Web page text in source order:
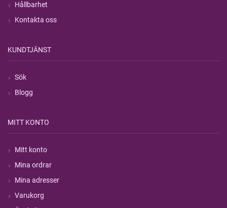
Hållbarhet
Kontakta oss
KUNDTJÄNST
Sök
Blogg
MITT KONTO
Mitt konto
Mina ordrar
Mina adresser
Varukorg